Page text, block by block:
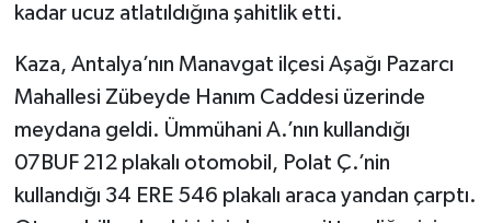
kadar ucuz atlatıldığına şahitlik etti.
Kaza, Antalya’nın Manavgat ilçesi Aşağı Pazarcı
Mahallesi Zübeyde Hanım Caddesi üzerinde
meydana geldi. Ümmühani A.’nın kullandığı
07BUF 212 plakalı otomobil, Polat Ç.’nin
kullandığı 34 ERE 546 plakalı araca yandan çarptı.